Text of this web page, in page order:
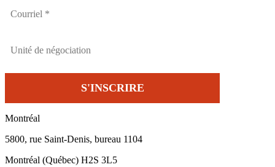
Montréal
5800, rue Saint-Denis, bureau 1104
Montréal (Québec) H2S 3L5